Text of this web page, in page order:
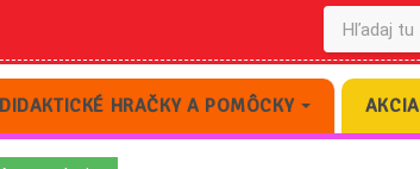
DIDAKTICKÉ HRAČKY A POMÔCKY AKCIA